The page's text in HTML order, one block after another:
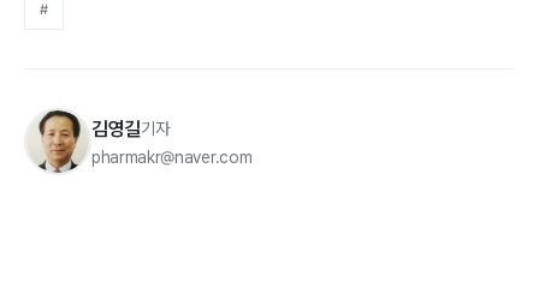
#
김영길기자
pharmakr@naver.com